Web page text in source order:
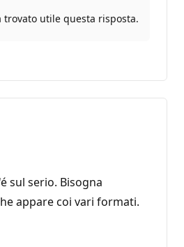
trovato utile questa risposta.
sul serio. Bisogna
appare coi vari formati.